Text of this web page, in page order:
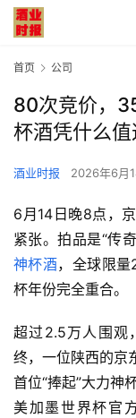
首页 公司
80次竞价，
杯酒凭什么值
酒业时报 2026年6月
6月14日晚8点，
紧张。拍品是“传
神杯酒，全球限
杯年份完全重合。
超过2.5万人围观
终，一位陕西的京
首位“捧起”大力神
美加墨世界杯官